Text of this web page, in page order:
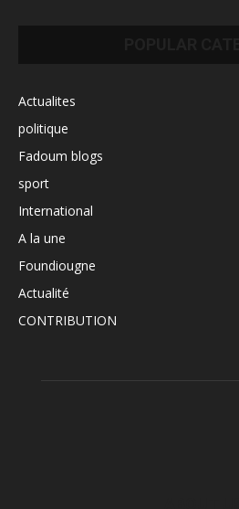
Actualites
politique
Fadoum blogs
sport
International
A la une
Foundiougne
Actualité
CONTRIBUTION